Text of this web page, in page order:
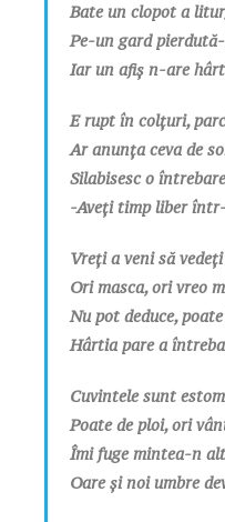
Bate un clopot a
Pe-un gard
Iar un afiș n-are
E rupt în colțuri,
Ar anunța ceva de
Silabisesc o
-Aveți timp liber
Vreți a veni să
Ori masca, ori vreo
Nu pot deduce,
Hârtia pare a
Cuvintele sunt
Poate de ploi, ori
Îmi fuge mintea-n
Oare și noi umbre